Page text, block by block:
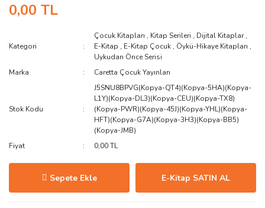
0,00 TL
Kategori
Çocuk Kitapları , Kitap Serileri , Dijital Kitaplar,
E-Kitap , E-Kitap Çocuk , Öykü-Hikaye Kitapları ,
Uykudan Önce Serisi
Marka
Caretta Çocuk Yayınları
Stok Kodu
J5SNU8BPVG(Kopya-QT4)(Kopya-5HA)(Kopya-
L1Y)(Kopya-DL3)(Kopya-CEU)(Kopya-TX8)
(Kopya-PWR)(Kopya-45J)(Kopya-YHL)(Kopya-
HFT)(Kopya-G7A)(Kopya-3H3)(Kopya-BB5)
(Kopya-JMB)
Fiyat
0,00 TL
Sepete Ekle E-Kitap SATIN AL